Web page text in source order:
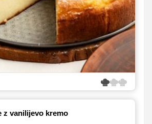
z vanilijevo kremo